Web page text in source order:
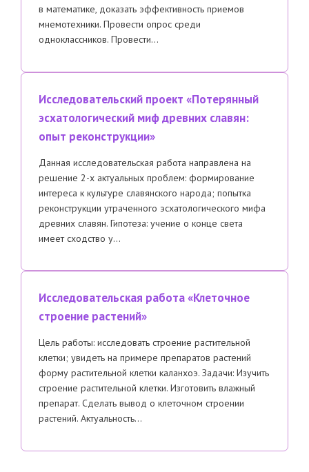
в математике, доказать эффективность приемов
мнемотехники. Провести опрос среди
одноклассников. Провести…
Исследовательский проект «Потерянный
эсхатологический миф древних славян:
опыт реконструкции»
Данная исследовательская работа направлена на
решение 2-х актуальных проблем: формирование
интереса к культуре славянского народа; попытка
реконструкции утраченного эсхатологического мифа
древних славян. Гипотеза: учение о конце света
имеет сходство у…
Исследовательская работа «Клеточное
строение растений»
Цель работы: исследовать строение растительной
клетки; увидеть на примере препаратов растений
форму растительной клетки каланхоэ. Задачи: Изучить
строение растительной клетки. Изготовить влажный
препарат. Сделать вывод о клеточном строении
растений. Актуальность…